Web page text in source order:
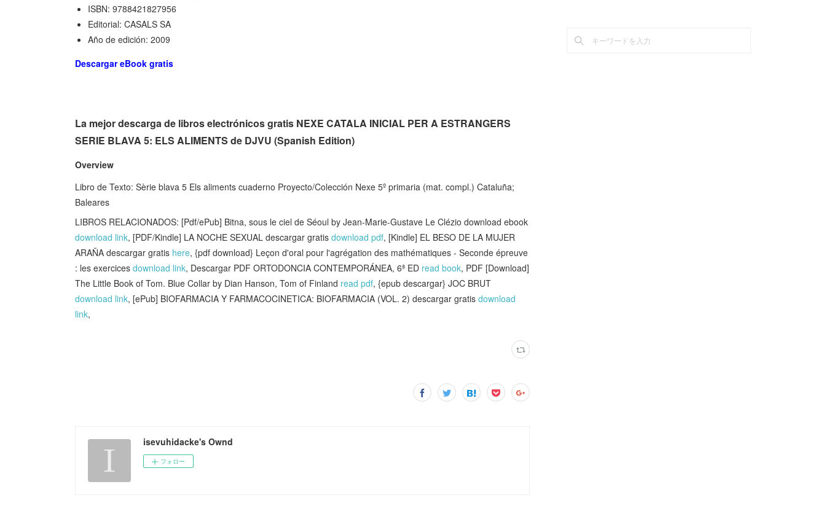
ISBN: 9788421827956
Editorial: CASALS SA
Año de edición: 2009
Descargar eBook gratis
La mejor descarga de libros electrónicos gratis NEXE CATALA INICIAL PER A ESTRANGERS
SERIE BLAVA 5: ELS ALIMENTS de DJVU (Spanish Edition)
Overview
Libro de Texto: Sèrie blava 5 Els aliments cuaderno Proyecto/Colección Nexe 5º primaria (mat. compl.) Cataluña;
Baleares
LIBROS RELACIONADOS: [Pdf/ePub] Bitna, sous le ciel de Séoul by Jean-Marie-Gustave Le Clézio download ebook
download link, [PDF/Kindle] LA NOCHE SEXUAL descargar gratis download pdf, [Kindle] EL BESO DE LA MUJER
ARAÑA descargar gratis here, {pdf download} Leçon d'oral pour l'agrégation des mathématiques - Seconde épreuve
: les exercices download link, Descargar PDF ORTODONCIA CONTEMPORÁNEA, 6ª ED read book, PDF [Download]
The Little Book of Tom. Blue Collar by Dian Hanson, Tom of Finland read pdf, {epub descargar} JOC BRUT
download link, [ePub] BIOFARMACIA Y FARMACOCINETICA: BIOFARMACIA (VOL. 2) descargar gratis download
link,
isevuhidacke's Ownd
フォロー
(